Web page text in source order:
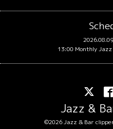
13:00 Monthly Jazz
Jazz &
©2026Jazz & Bar